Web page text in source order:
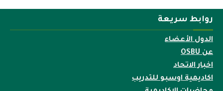
روابط سريعة
الدول الأعضاء
عن OSBU
اخبار الاتحاد
اكاديمية اوسبو للتدريب